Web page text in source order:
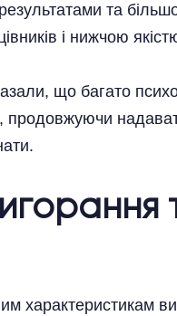
та
і нижчою
що багато
характеристикам